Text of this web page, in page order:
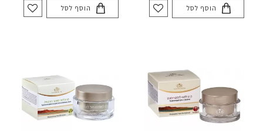
הוסף לסל הוסף לסל